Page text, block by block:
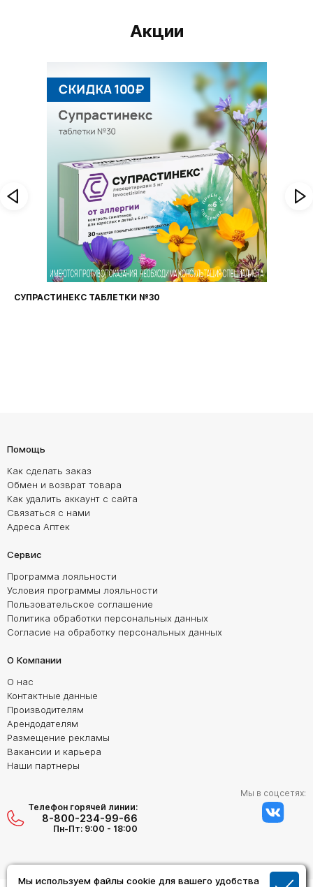
Мы используем файлы cookie для вашего удобства
Акции
СУПРАСТИНЕКС ТАБЛЕТКИ №30
Помощь
Как сделать заказ
Обмен и возврат товара
Как удалить аккаунт с сайта
Связаться с нами
Адреса Аптек
Сервис
Программа лояльности
Условия программы лояльности
Пользовательское соглашение
Политика обработки персональных данных
Согласие на обработку персональных данных
О Компании
О нас
Контактные данные
Производителям
Арендодателям
Размещение рекламы
Вакансии и карьера
Наши партнеры
Телефон горячей линии:
8-800-234-99-66
Пн-Пт: 9:00 - 18:00
Мы в соцсетях: